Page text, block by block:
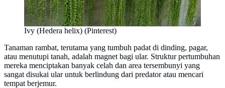
Ivy (Hedera helix) (Pinterest)
Tanaman rambat, terutama yang tumbuh padat di dinding, pagar,
atau menutupi tanah, adalah magnet bagi ular. Struktur pertumbuhan
mereka menciptakan banyak celah dan area tersembunyi yang
sangat disukai ular untuk berlindung dari predator atau mencari
tempat berjemur.